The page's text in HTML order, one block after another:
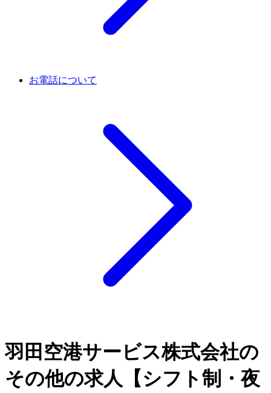
お電話について
羽田空港サービス株式会社の
その他の求人【シフト制・夜